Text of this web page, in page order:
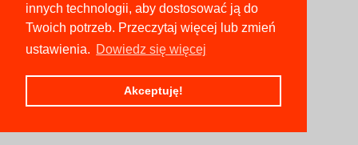
innych technologii, aby dostosować ją do
Twoich potrzeb. Przeczytaj więcej lub zmień
ustawienia. Dowiedz się więcej
Akceptuję!